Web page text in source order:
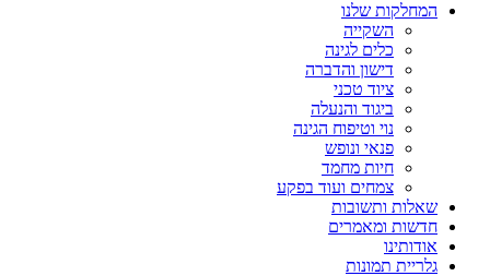
המחלקות שלנו
השקייה
כלים לגינה
דישון והדברה
ציוד טכני
ביגוד והנעלה
נוי וטיפוח הגינה
פנאי ונופש
חיות מחמד
צמחים ועוד בפקע
שאלות ותשובות
חדשות ומאמרים
אודותינו
גלריית תמונות